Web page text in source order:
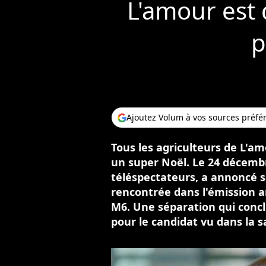
L'amour
Ajoutez Volum à vos sources
Tous les agriculteurs de
un super Noël. Le 24
téléspectateurs, a annoncé
rencontrée dans l'émission
M6. Une séparation qui
pour le candidat vu dans la